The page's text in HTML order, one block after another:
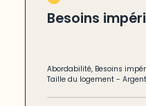
Besoins
Abordabilité, Besoins
Taille du logement-